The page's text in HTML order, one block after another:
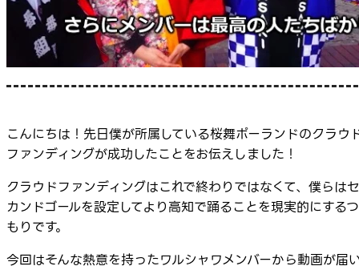
こんにちは！先日僕が所属している桜舞ポーランドのクラウ
ファンディングが成功したことをお伝えしました！
クラウドファンディングはこれで終わりではなくて、僕らはセ
カンドゴールを設定してより高知で踊ることを現実的にするつ
もりです。
今回はそんな熱意を持ったワルシャワメンバーから動画が届